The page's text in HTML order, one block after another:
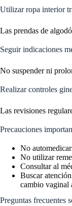
Utilizar ropa interior
Las prendas de
Seguir indicaciones
No suspender ni
Realizar controles
Las revisiones
Precauciones
No
No utilizar
Consultar al
Buscar
cambio vaginal
Preguntas frecuentes